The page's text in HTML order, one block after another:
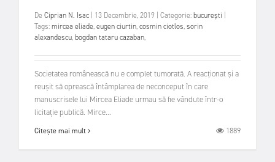
De Ciprian N. Isac 13 Decembrie, 2019 Categorie:bucurești
Tags:mircea eliade,eugen ciurtin,cosmin ciotlos,sorin
alexandescu,bogdan tataru cazaban,
Societatea românească nu e complet tumorată. A reacționat și a
reușit să oprească întâmplarea de neconceput în care
manuscrisele lui Mircea Eliade urmau să fie vândute într-o
licitație publică. Mirce...
Citește mai mult 1889